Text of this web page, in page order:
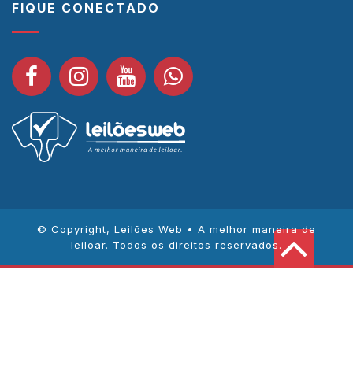
FIQUE CONECTADO
© Copyright, Leilões Web • A melhor maneira de
leiloar. Todos os direitos reservados.